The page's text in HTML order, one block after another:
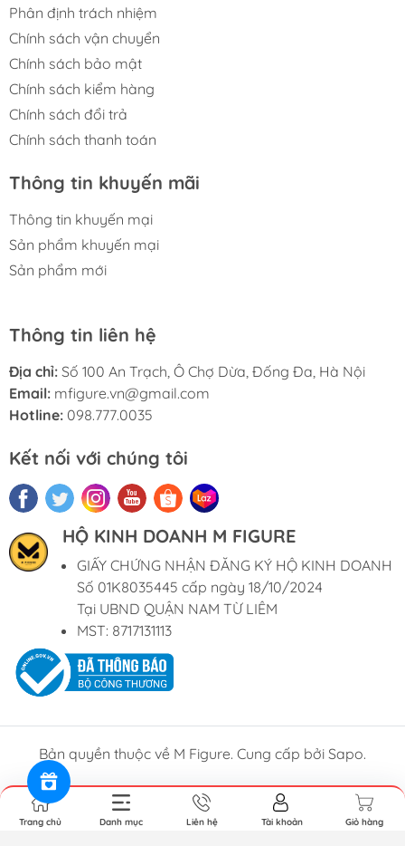
Phân định trách nhiệm
Chính sách vận chuyển
Chính sách bảo mật
Chính sách kiểm hàng
Chính sách đổi trả
Chính sách thanh toán
Thông tin khuyến mãi
Thông tin khuyến mại
Sản phẩm khuyến mại
Sản phẩm mới
Thông tin liên hệ
Địa chỉ: Số 100 An Trạch, Ô Chợ Dừa, Đống Đa, Hà Nội
Email: mfigure.vn@gmail.com
Hotline: 098.777.0035
Kết nối với chúng tôi
HỘ KINH DOANH M FIGURE
GIẤY CHỨNG NHẬN ĐĂNG KÝ HỘ KINH DOANH
Số 01K8035445 cấp ngày 18/10/2024
Tại UBND QUẬN NAM TỪ LIÊM
MST: 8717131113
Bản quyền thuộc về M Figure. Cung cấp bởi Sapo.
Trang chủ Danh mục Liên hệ Tài khoản Giỏ hàng